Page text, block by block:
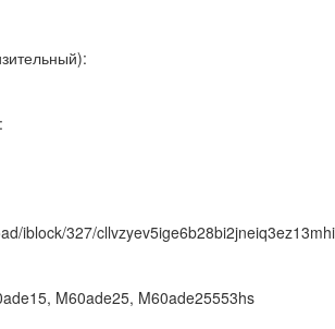
iblock/327/
M60ade25, M60ade25553hs